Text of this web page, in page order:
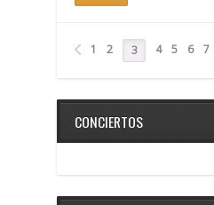
1 2 3 4 5 6 7
CONCIERTOS